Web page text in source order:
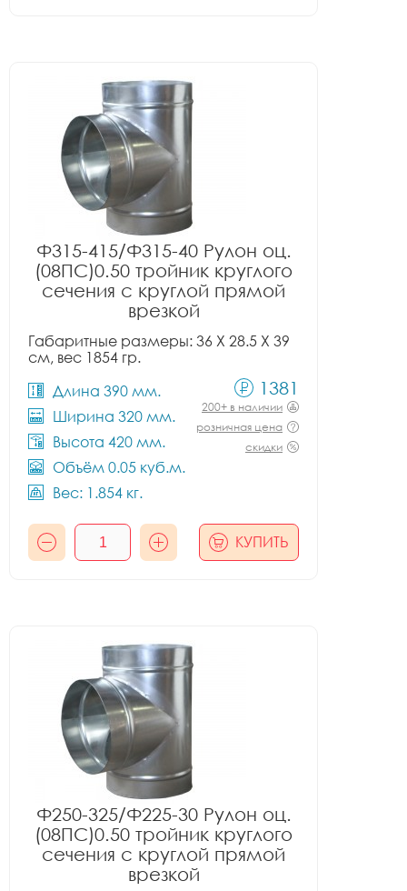
Ф315-415/Ф315-40 Рулон оц.
(08ПС)0.50 тройник круглого
сечения с круглой прямой
врезкой
Габаритные размеры: 36 X 28.5 X 39
см, вес 1854 гр.
Длина 390 мм.
Ширина 320 мм.
Высота 420 мм.
Объём 0.05 куб.м.
Вес: 1.854 кг.
1381
200+ в наличии
розничная цена
скидки
КУПИТЬ
Ф250-325/Ф225-30 Рулон оц.
(08ПС)0.50 тройник круглого
сечения с круглой прямой
врезкой